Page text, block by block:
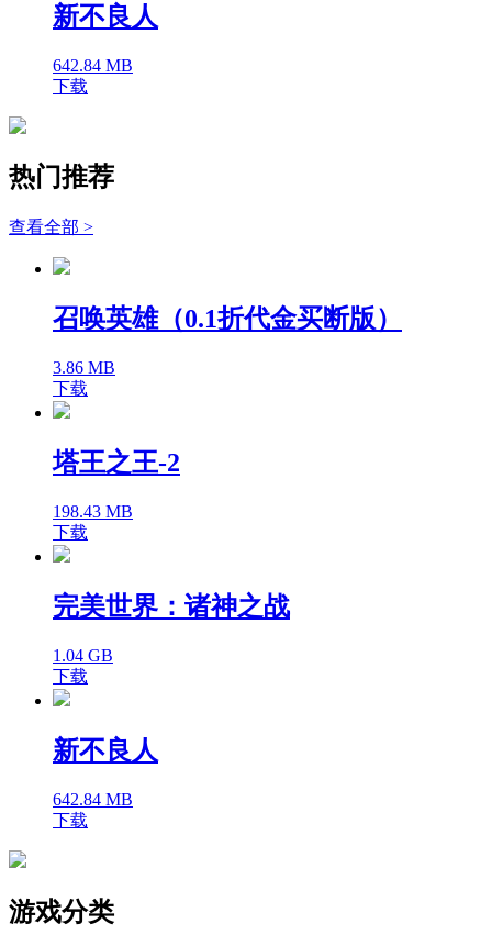
新不良人
642.84 MB
下载
热门推荐
查看全部 >
召唤英雄（0.1折代金买断版）
3.86 MB
下载
塔王之王-2
198.43 MB
下载
完美世界：诸神之战
1.04 GB
下载
新不良人
642.84 MB
下载
游戏分类